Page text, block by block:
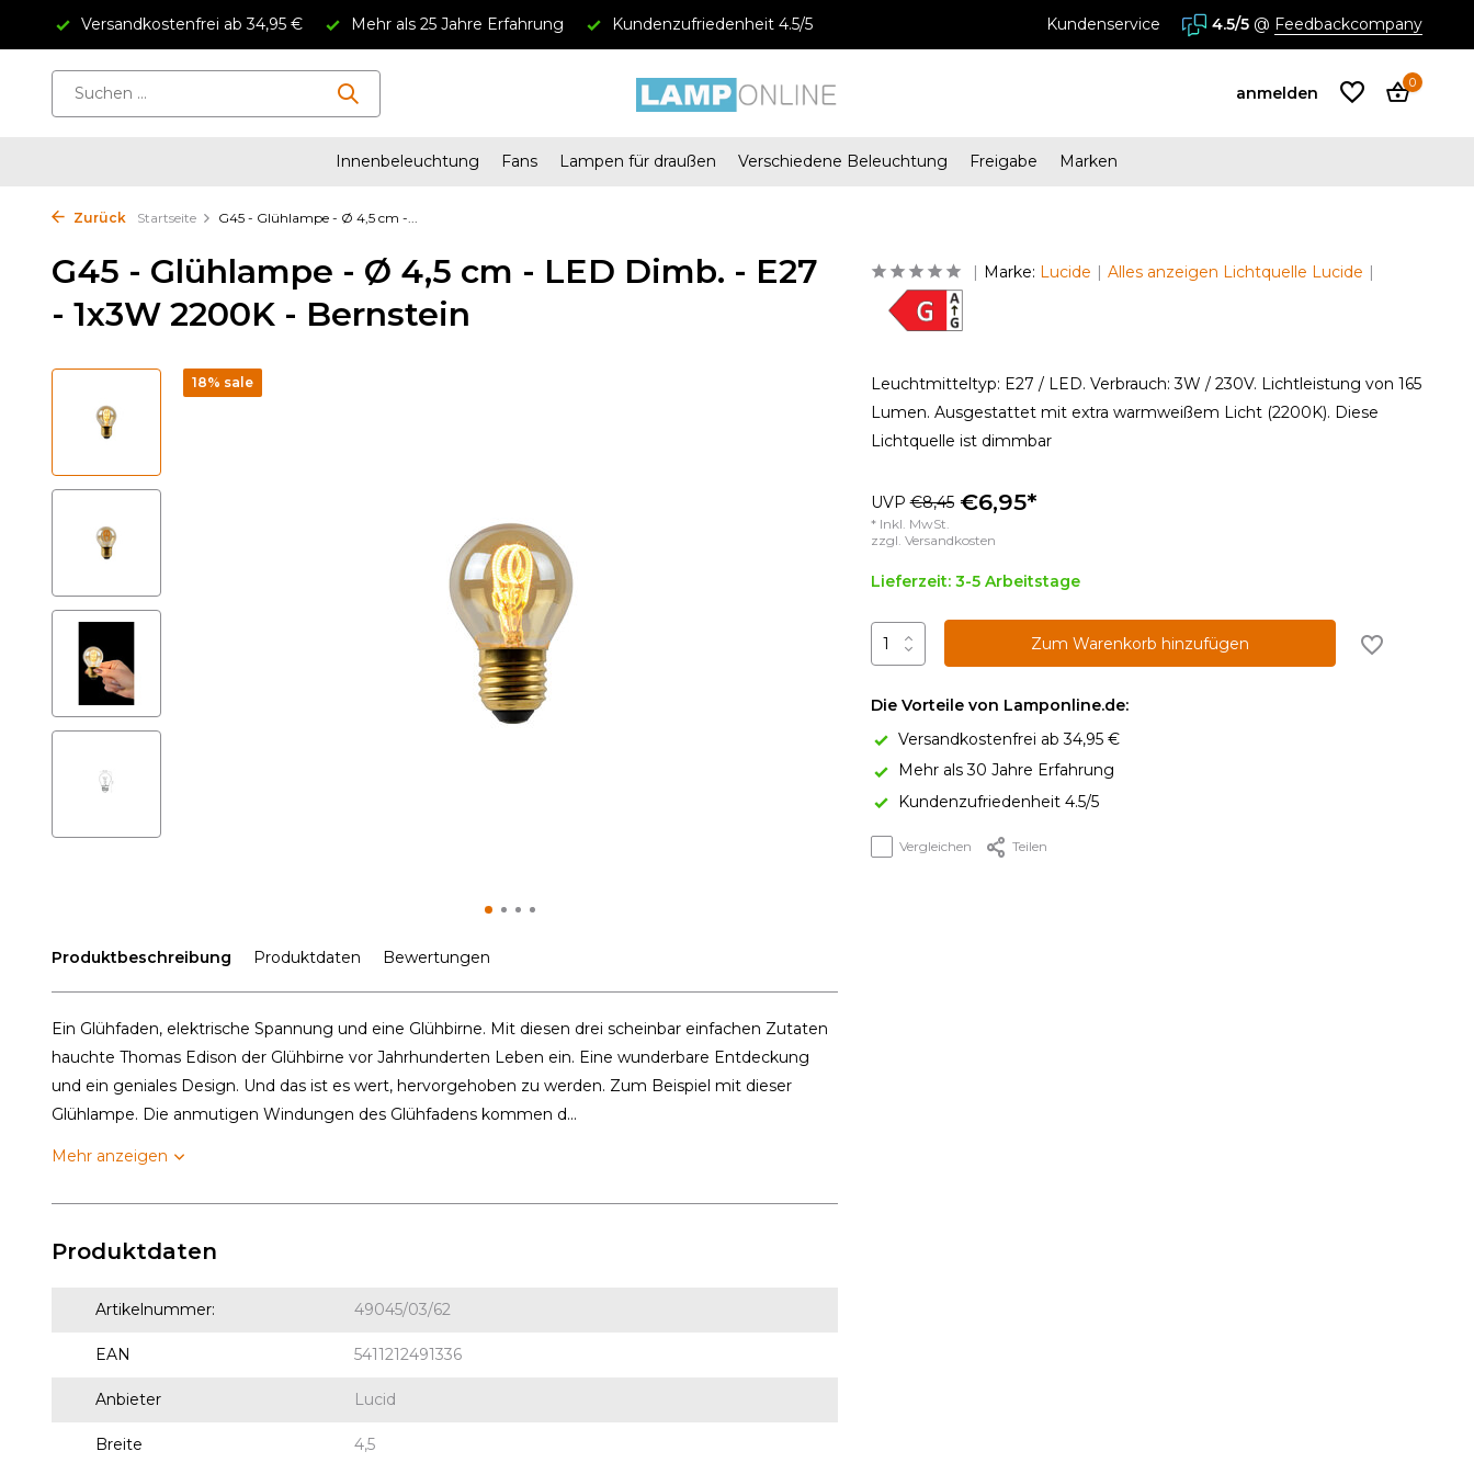
Versandkostenfrei ab 34,95 € Mehr als 25 Jahre Erfahrung Kundenzufriedenheit 4.5/5 Kundenservice 4.5/5 @ Feedbackcompany
anmelden
0
Innenbeleuchtung Fans Lampen für draußen Verschiedene Beleuchtung Freigabe Marken
Zurück Startseite G45 - Glühlampe - Ø 4,5 cm -...
G45 - Glühlampe - Ø 4,5 cm - LED Dimb. - E27
- 1x3W 2200K - Bernstein
18% sale
Produktbeschreibung Produktdaten Bewertungen
Ein Glühfaden, elektrische Spannung und eine Glühbirne. Mit diesen drei scheinbar einfachen Zutaten
hauchte Thomas Edison der Glühbirne vor Jahrhunderten Leben ein. Eine wunderbare Entdeckung
und ein geniales Design. Und das ist es wert, hervorgehoben zu werden. Zum Beispiel mit dieser
Glühlampe. Die anmutigen Windungen des Glühfadens kommen d...
Mehr anzeigen
Produktdaten
Artikelnummer: 49045/03/62
EAN 5411212491336
Anbieter Lucid
Breite 4,5
Marke: Lucide Alles anzeigen Lichtquelle Lucide
Leuchtmitteltyp: E27 / LED. Verbrauch: 3W / 230V. Lichtleistung von 165
Lumen. Ausgestattet mit extra warmweißem Licht (2200K). Diese
Lichtquelle ist dimmbar
UVP€8,45 €6,95*
* Inkl. MwSt.
zzgl. Versandkosten
Lieferzeit: 3-5 Arbeitstage
Zum Warenkorb hinzufügen
Die Vorteile von Lamponline.de:
Versandkostenfrei ab 34,95 €
Mehr als 30 Jahre Erfahrung
Kundenzufriedenheit 4.5/5
Vergleichen Teilen